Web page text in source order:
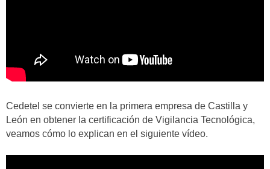
Cedetel se convierte en la primera empresa de Castilla y
León en obtener la certificación de Vigilancia Tecnológica,
veamos cómo lo explican en el siguiente vídeo.